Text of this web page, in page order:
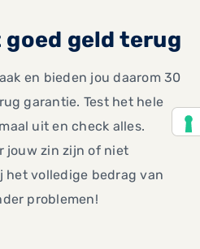
geld terug
en bieden jou daarom 30
garantie. Test het hele
uit en check alles.
jouw zin zijn of niet
het volledige bedrag van
problemen!